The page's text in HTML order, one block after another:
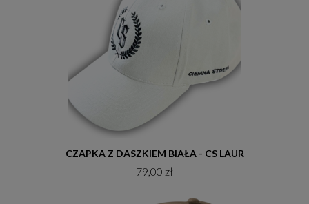
Do koszyka
CZAPKA Z DASZKIEM BIAŁA - CS LAUR
79,00 zł